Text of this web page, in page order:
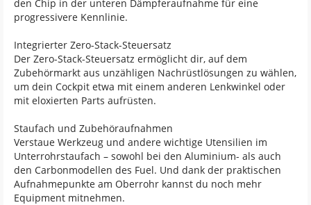
den Chip in der unteren Dämpferaufnahme für eine
progressivere Kennlinie.
Integrierter Zero-Stack-Steuersatz
Der Zero-Stack-Steuersatz ermöglicht dir, auf dem
Zubehörmarkt aus unzähligen Nachrüstlösungen zu wählen,
um dein Cockpit etwa mit einem anderen Lenkwinkel oder
mit eloxierten Parts aufrüsten.
Staufach und Zubehöraufnahmen
Verstaue Werkzeug und andere wichtige Utensilien im
Unterrohrstaufach – sowohl bei den Aluminium- als auch
den Carbonmodellen des Fuel. Und dank der praktischen
Aufnahmepunkte am Oberrohr kannst du noch mehr
Equipment mitnehmen.